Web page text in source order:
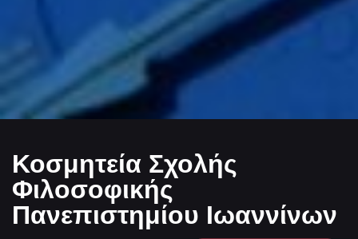
Κοσμητεία Σχολής
Φιλοσοφικής
Πανεπιστημίου Ιωαννίνων